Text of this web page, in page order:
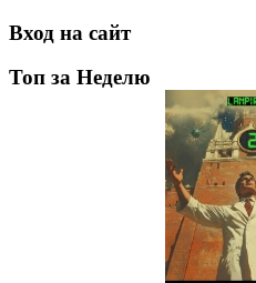
Вход на сайт
Топ за Неделю